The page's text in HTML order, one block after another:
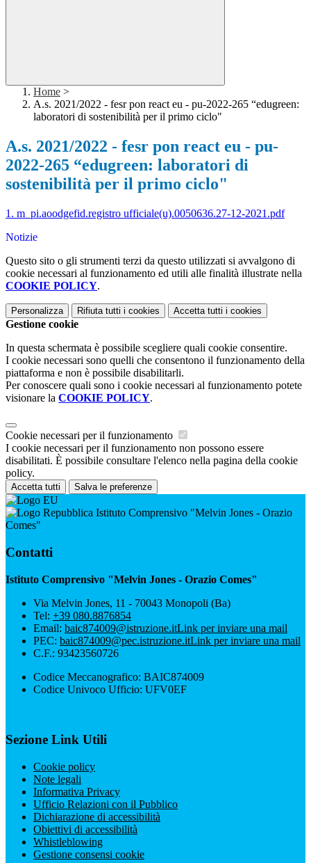
Home >
A.s. 2021/2022 - fesr pon react eu - pu-2022-265 “edugreen:
laboratori di sostenibilità per il primo ciclo"
A.s. 2021/2022 - fesr pon react eu - pu-
2022-265 “edugreen: laboratori di
sostenibilità per il primo ciclo"
1. m_pi.aoodgefid.registro ufficiale(u).0050636.27-12-2021.pdf
Notizie
Questo sito o gli strumenti terzi da questo utilizzati si avvalgono di
cookie necessari al funzionamento ed utili alle finalità illustrate nella
COOKIE POLICY.
Personalizza Rifiuta tutti i cookies Accetta tutti i cookies
Gestione cookie
In questa schermata è possibile scegliere quali cookie consentire.
I cookie necessari sono quelli che consentono il funzionamento della
piattaforma e non è possibile disabilitarli.
Per conoscere quali sono i cookie necessari al funzionamento potete
visionare la COOKIE POLICY.
Cookie necessari per il funzionamento
I cookie necessari per il funzionamento non possono essere
disabilitati. È possibile consultare l'elenco nella pagina della cookie
policy.
Accetta tutti Salva le preferenze
Istituto Comprensivo "Melvin Jones - Orazio
Comes"
Contatti
Istituto Comprensivo "Melvin Jones - Orazio Comes"
Via Melvin Jones, 11 - 70043 Monopoli (Ba)
Tel: +39 080.8876854
Email: baic874009@istruzione.itLink per inviare una mail
PEC: baic874009@pec.istruzione.itLink per inviare una mail
C.F.: 93423560726
Codice Meccanografico: BAIC874009
Codice Univoco Ufficio: UFV0EF
Sezione Link Utili
Cookie policy
Note legali
Informativa Privacy
Ufficio Relazioni con il Pubblico
Dichiarazione di accessibilità
Obiettivi di accessibilità
Whistleblowing
Gestione consensi cookie